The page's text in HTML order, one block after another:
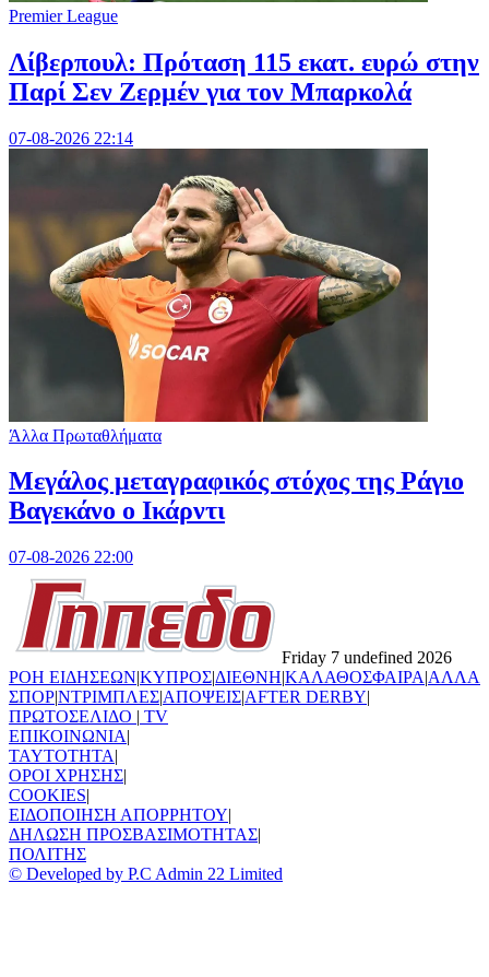
Premier League
Λίβερπουλ: Πρόταση 115 εκατ. ευρώ στην
Παρί Σεν Ζερμέν για τον Μπαρκολά
07-08-2026 22:14
Άλλα Πρωταθλήματα
Μεγάλος μεταγραφικός στόχος της Ράγιο
Βαγεκάνο ο Ικάρντι
07-08-2026 22:00
Friday 7 undefined 2026
ΡΟΗ ΕΙΔΗΣΕΩΝ|ΚΥΠΡΟΣ|ΔΙΕΘΝΗ|ΚΑΛΑΘΟΣΦΑΙΡΑ|ΑΛΛΑ
ΣΠΟΡ|ΝΤΡΙΜΠΛΕΣ|ΑΠΟΨΕΙΣ|AFTER DERBY|
ΠΡΩΤΟΣΕΛΙΔΟ | TV
ΕΠΙΚΟΙΝΩΝΙΑ|
TAYTOTHTA|
ΟΡΟΙ ΧΡΗΣΗΣ|
COOKIES|
ΕΙΔΟΠΟΙΗΣΗ ΑΠΟΡΡΗΤΟΥ|
ΔΗΛΩΣΗ ΠΡΟΣΒΑΣΙΜΟΤΗΤΑΣ|
ΠΟΛΙΤΗΣ
© Developed by P.C Admin 22 Limited